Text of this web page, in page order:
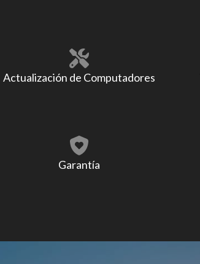
Actualización de Computadores
Garantía